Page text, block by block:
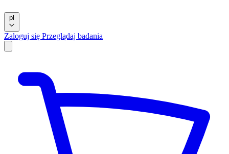
pl
Zaloguj się Przeglądaj badania